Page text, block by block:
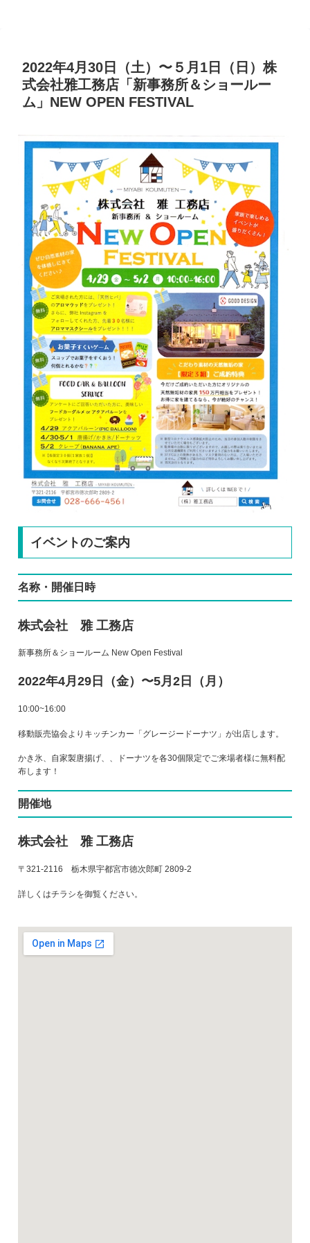
2022年4月30日（土）〜５月1日（日）株
式会社雅工務店「新事務所＆ショールー
ム」NEW OPEN FESTIVAL
イベントのご案内
名称・開催日時
株式会社 雅 工務店
新事務所＆ショールーム New Open Festival
2022年4月29日（金）〜5月2日（月）
10:00~16:00
移動販売協会よりキッチンカー「グレージードーナツ」が出店します。
かき氷、自家製唐揚げ、、ドーナツを各30個限定でご来場者様に無料配
布します！
開催地
株式会社 雅 工務店
〒321-2116 栃木県宇都宮市徳次郎町 2809-2
詳しくはチラシを御覧ください。